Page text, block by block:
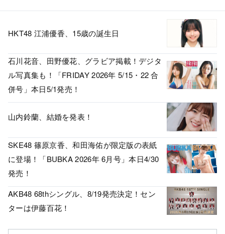
HKT48 江浦優香、15歳の誕生日
石川花音、田野優花、グラビア掲載！デジタ
ル写真集も！「FRIDAY 2026年 5/15・22 合
併号」本日5/1発売！
山内鈴蘭、結婚を発表！
SKE48 篠原京香、和田海佑が限定版の表紙
に登場！「BUBKA 2026年 6月号」本日4/30
発売！
AKB48 68thシングル、8/19発売決定！セン
ターは伊藤百花！